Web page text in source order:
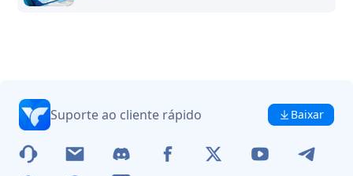
Suporte ao cliente rápido Baixar